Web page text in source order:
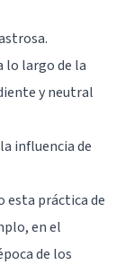
lo largo de la
y neutral
influencia de
esta práctica de
en el
de los